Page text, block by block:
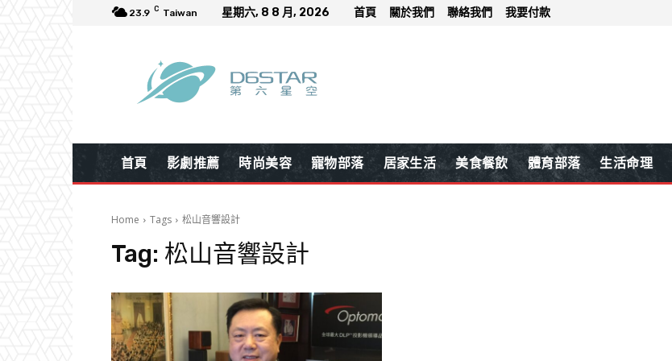
23.9 C Taiwan 星期六, 8 8 月, 2026 首頁 關於我們 聯絡我們 我要付款
首頁 影劇推薦 時尚美容 寵物部落 居家生活 美食餐飲 體育部落 生活命理
Home Tags 松山音響設計
Tag: 松山音響設計